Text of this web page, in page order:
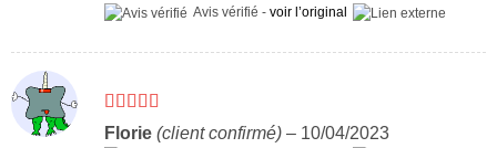
Avis vérifié - voir l’original
Note5 sur 5
Florie (client confirmé) – 10/04/2023